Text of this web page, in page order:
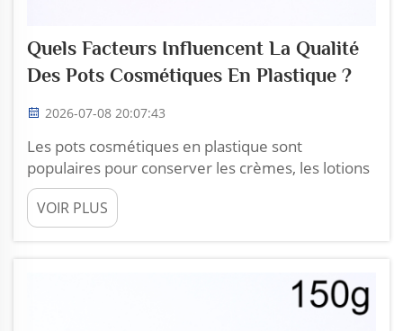
Quels Facteurs Influencent La Qualité
Des Pots Cosmétiques En Plastique ?
2026-07-08 20:07:43
Les pots cosmétiques en plastique sont
populaires pour conserver les crèmes, les lotions
et autres produits de beauté. La qualité de ces
pots peut varier pour diverses raisons. Lorsqu’on
parle de qualité, on ne fait pas référence
performances dans le temps. Chez Zh...
VOIR PLUS